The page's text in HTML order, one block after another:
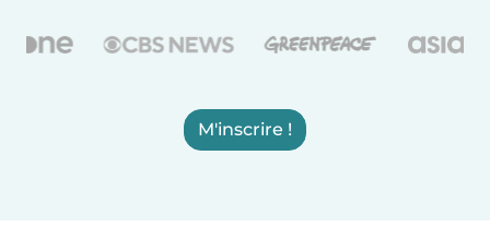
M'inscrire !